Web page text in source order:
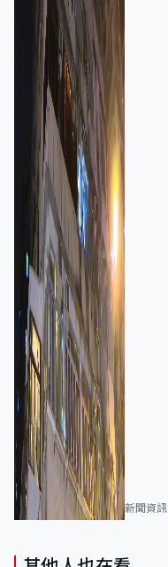
新聞資訊